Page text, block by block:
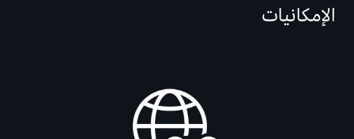
الإمكانيات